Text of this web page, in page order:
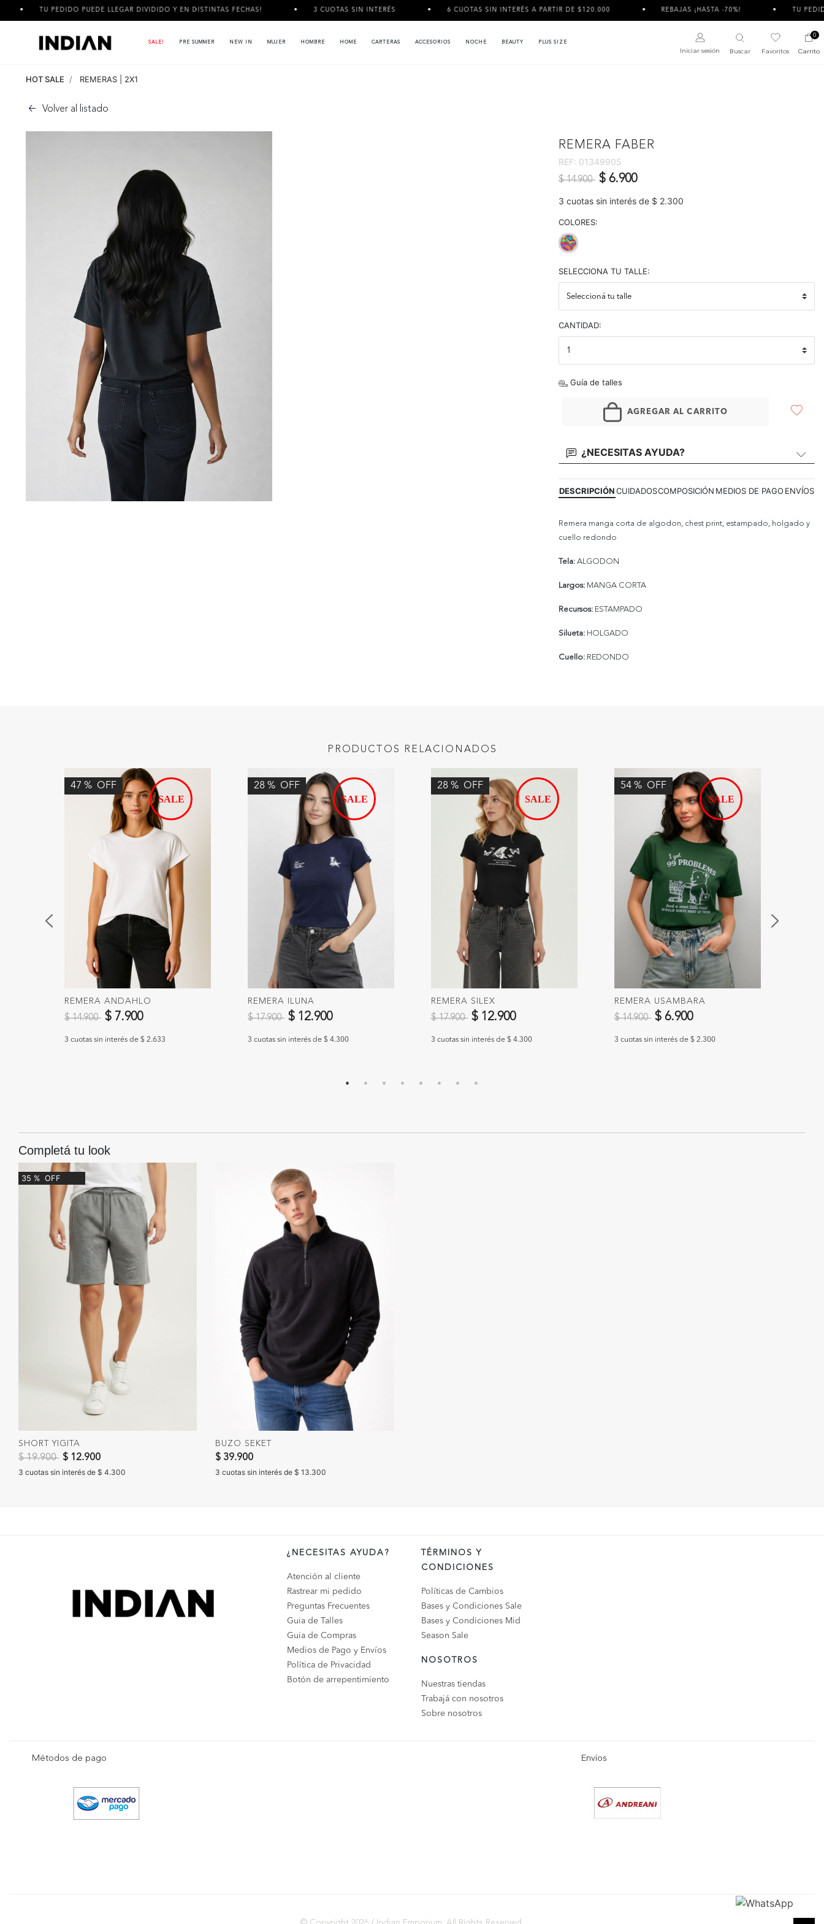
TU PEDIDO PUEDE LLEGAR DIVIDIDO Y EN DISTINTAS FECHAS! 3 CUOTAS SIN INTERÉS 6 CUOTAS SIN INTERÉS A PARTIR DE $120.000 REBAJAS ¡HASTA -70%! TU PEDIDO
SALE! PRE SUMMER NEW IN MUJER HOMBRE HOME CARTERAS ACCESORIOS NOCHE BEAUTY PLUS SIZE
Iniciar sesión Buscar Favoritos
0
Carrito
HOT SALE REMERAS | 2X1
Volver al listado
REMERA FABER
REF: 01349905
Precio reducido de
$ 14.900 a$ 6.900
3 cuotas sin interés de $ 2.300
COLORES:
SELECCIONA TU TALLE:
CANTIDAD:
Guía de talles
AGREGAR AL CARRITO
¿NECESITAS AYUDA?
DESCRIPCIÓNCUIDADOSCOMPOSICIÓN MEDIOS DE PAGO ENVÍOS
Remera manga corta de algodon, chest print, estampado, holgado y
cuello redondo
Tela: ALGODON
Largos: MANGA CORTA
Recursos: ESTAMPADO
Silueta: HOLGADO
Cuello: REDONDO
PRODUCTOS RELACIONADOS
47 % OFF
REMERA ANDAHLO
Precio reducido de
$ 14.900 a$ 7.900
3 cuotas sin interés de $ 2.633
28 % OFF
REMERA ILUNA
Precio reducido de
$ 17.900 a$ 12.900
3 cuotas sin interés de $ 4.300
28 % OFF
REMERA SILEX
Precio reducido de
$ 17.900 a$ 12.900
3 cuotas sin interés de $ 4.300
54 % OFF
REMERA USAMBARA
Precio reducido de
$ 14.900 a$ 6.900
3 cuotas sin interés de $ 2.300
Completá tu look
35 % OFF
SHORT YIGITA
Precio reducido de
$ 19.900a$ 12.900
3 cuotas sin interés de $ 4.300
BUZO SEKET
$ 39.900
3 cuotas sin interés de $ 13.300
¿NECESITAS AYUDA?
Atención al cliente
Rastrear mi pedido
Preguntas Frecuentes
Guia de Talles
Guia de Compras
Medios de Pago y Envíos
Política de Privacidad
Botón de arrepentimiento
TÉRMINOS Y
CONDICIONES
Políticas de Cambios
Bases y Condiciones Sale
Bases y Condiciones Mid
Season Sale
NOSOTROS
Nuestras tiendas
Trabajá con nosotros
Sobre nosotros
Métodos de pago Envíos